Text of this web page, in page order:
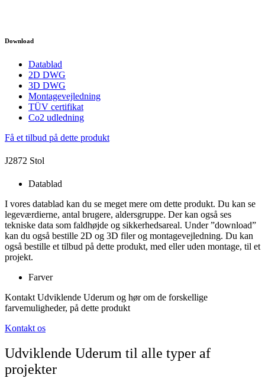
Download
Datablad
2D DWG
3D DWG
Montagevejledning
TÜV certifikat
Co2 udledning
Få et tilbud på dette produkt
J2872 Stol
Datablad
I vores datablad kan du se meget mere om dette produkt. Du kan se
legeværdierne, antal brugere, aldersgruppe. Der kan også ses
tekniske data som faldhøjde og sikkerhedsareal. Under ”download”
kan du også bestille 2D og 3D filer og montagevejledning. Du kan
også bestille et tilbud på dette produkt, med eller uden montage, til et
projekt.
Farver
Kontakt Udviklende Uderum og hør om de forskellige
farvemuligheder, på dette produkt
Kontakt os
Udviklende Uderum til alle typer af
projekter